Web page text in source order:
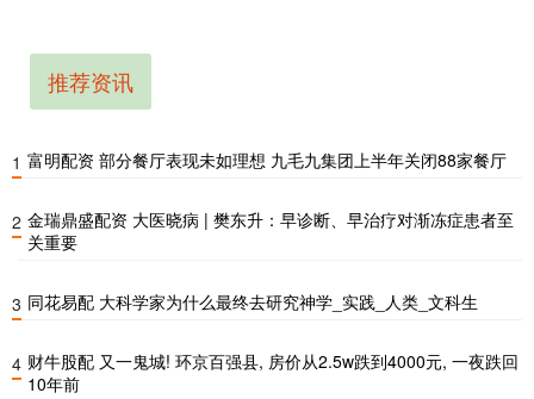
推荐资讯
1 富明配资 部分餐厅表现未如理想 九毛九集团上半年关闭88家餐厅
2 金瑞鼎盛配资 大医晓病 | 樊东升：早诊断、早治疗对渐冻症患者至
关重要
3 同花易配 大科学家为什么最终去研究神学_实践_人类_文科生
4 财牛股配 又一鬼城! 环京百强县, 房价从2.5w跌到4000元, 一夜跌回
10年前